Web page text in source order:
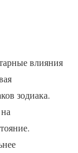
влияния
зодиака.